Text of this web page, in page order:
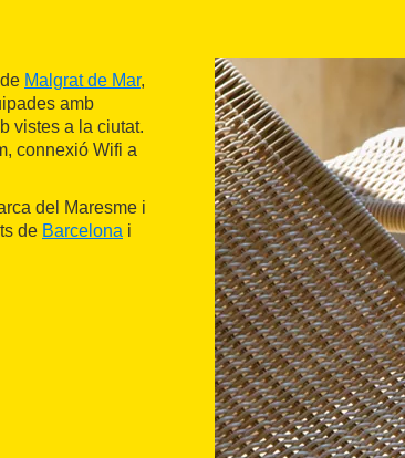
Malgrat de Mar,
amb
vistes a la ciutat.
connexió Wifi a
del Maresme i
de Barcelona i